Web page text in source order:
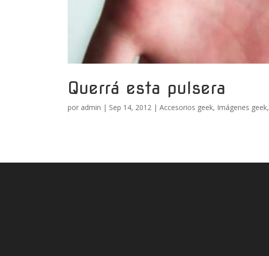
Querrá esta pulsera
por admin | Sep 14, 2012 |Accesorios geek, Imágenes geek,